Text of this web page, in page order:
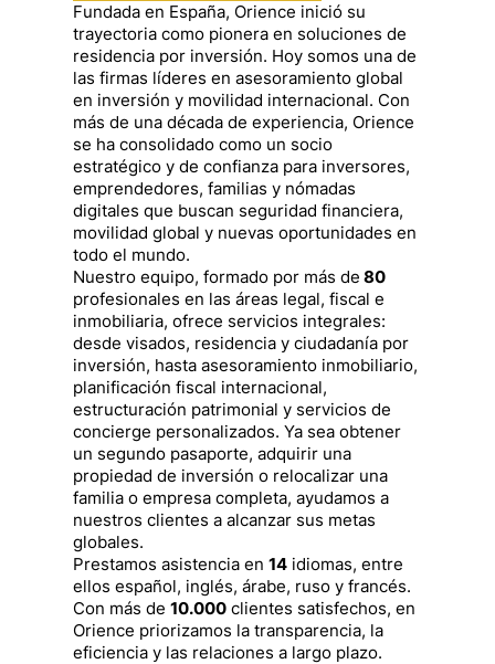
Fundada en España, Orience inició su
trayectoria como pionera en soluciones de
residencia por inversión. Hoy somos una de
las firmas líderes en asesoramiento global
en inversión y movilidad internacional. Con
más de una década de experiencia, Orience
se ha consolidado como un socio
estratégico y de confianza para inversores,
emprendedores, familias y nómadas
digitales que buscan seguridad financiera,
movilidad global y nuevas oportunidades en
todo el mundo.
Nuestro equipo, formado por más de 80
profesionales en las áreas legal, fiscal e
inmobiliaria, ofrece servicios integrales:
desde visados, residencia y ciudadanía por
inversión, hasta asesoramiento inmobiliario,
planificación fiscal internacional,
estructuración patrimonial y servicios de
concierge personalizados. Ya sea obtener
un segundo pasaporte, adquirir una
propiedad de inversión o relocalizar una
familia o empresa completa, ayudamos a
nuestros clientes a alcanzar sus metas
globales.
Prestamos asistencia en 14 idiomas, entre
ellos español, inglés, árabe, ruso y francés.
Con más de 10.000 clientes satisfechos, en
Orience priorizamos la transparencia, la
eficiencia y las relaciones a largo plazo.